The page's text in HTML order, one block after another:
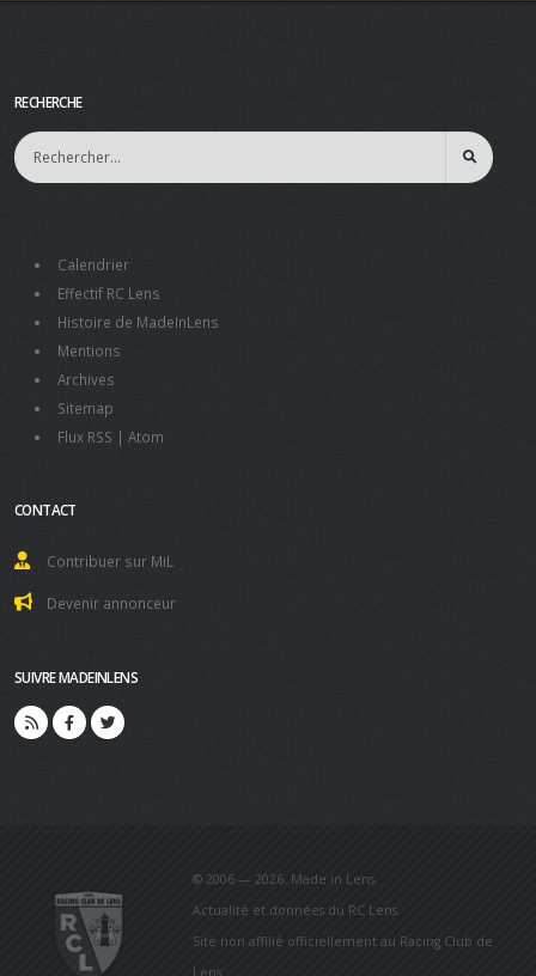
RECHERCHE
Calendrier
Effectif RC Lens
Histoire de MadeInLens
Mentions
Archives
Sitemap
Flux RSS | Atom
CONTACT
Contribuer sur MiL
Devenir annonceur
SUIVRE MADEINLENS
© 2006 — 2026. Made in Lens.
Actualité et données du RC Lens.
Site non affilié officiellement au Racing Club de